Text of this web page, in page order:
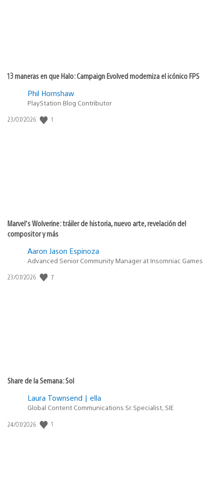
13 maneras en que Halo: Campaign Evolved moderniza el icónico FPS
Phil Hornshaw
PlayStation Blog Contributor
Fecha
23/07/2026 1
Marvel’s Wolverine: tráiler de historia, nuevo arte, revelación del
compositor y más
Aaron Jason Espinoza
Advanced Senior Community Manager at Insomniac Games
Fecha
23/07/2026 7
Share de la Semana: Sol
Laura Townsend | ella
Global Content Communications Sr. Specialist, SIE
Fecha
24/07/2026 1